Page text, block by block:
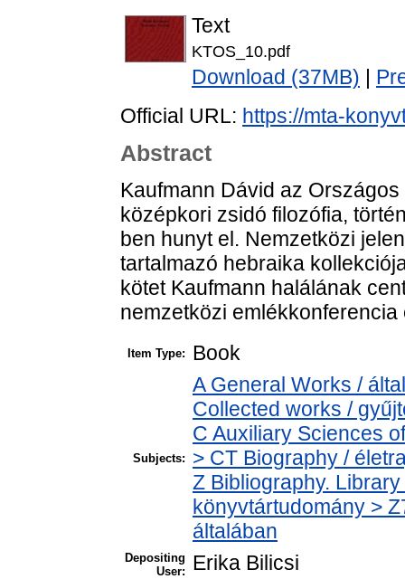
Text
KTOS_10.pdf
Download (37MB)
Official URL: https://mta-
Abstract
Kaufmann Dávid az
középkori zsidó filozófia,
ben hunyt el. Nemzetközi
tartalmazó hebraika
kötet Kaufmann halálának
nemzetközi
Item Type: Book
Subjects:
A General Works /
Collected works /
C Auxiliary Sciences
> CT Biography /
Z Bibliography.
könyvtártudomány >
általában
Depositing
User:
Erika Bilicsi